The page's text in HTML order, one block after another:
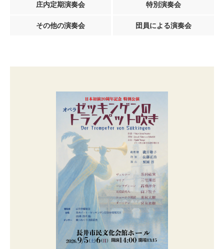
庄内定期演奏会 特別演奏会
その他の演奏会 団員による演奏会